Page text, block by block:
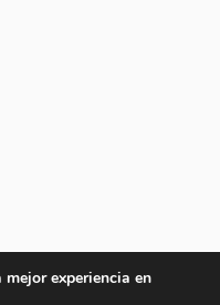
experiencia en